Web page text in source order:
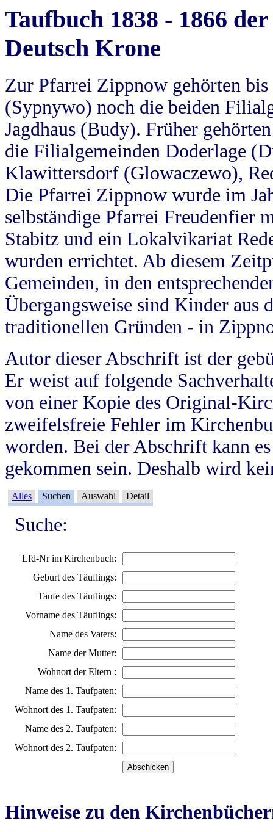
Taufbuch 1838 - 1866
Deutsch Krone
Zur Pfarrei Zippnow gehörten
(Sypnywo) noch die beiden
Jagdhaus (Budy). Früher
die Filialgemeinden Doderlage
Klawittersdorf (Glowaczewo),
Die Pfarrei Zippnow wurde im
selbständige Pfarrei Freudenfier
Stabitz und ein Lokalvikariat
wurden errichtet. Ab diesem
Gemeinden, in den
Übergangsweise sind Kinder aus
traditionellen Gründen - in
Autor dieser Abschrift ist der
Er weist auf folgende
von einer Kopie des Original-
zweifelsfreie Fehler im
worden. Bei der Abschrift kann
gekommen sein. Deshalb wird
Alles Suchen Auswahl Detail
Suche:
Lfd-Nr im Kirchenbuch:
Geburt des Täuflings:
Taufe des Täuflings:
Vorname des Täuflings:
Name des Vaters:
Name der Mutter:
Wohnort der Eltern :
Name des 1. Taufpaten:
Wohnort des 1. Taufpaten:
Name des 2. Taufpaten:
Wohnort des 2. Taufpaten:
Hinweise zu den